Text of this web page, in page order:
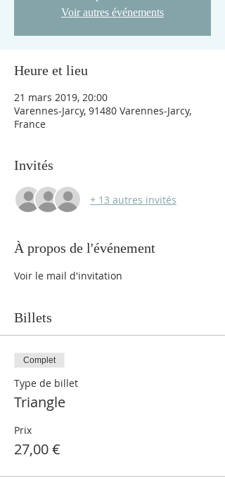
Voir autres événements
Heure et lieu
21 mars 2019, 20:00
Varennes-Jarcy, 91480 Varennes-Jarcy,
France
Invités
+ 13 autres invités
À propos de l'événement
Voir le mail d'invitation
Billets
Complet
Type de billet
Triangle
Prix
27,00 €